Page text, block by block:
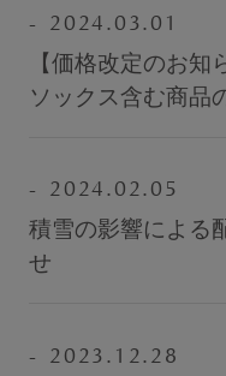
ブラショーツ
その他セット
レッグケア
ブラパッド／
バストケアコ
ランキング
2024.03.01
【価格改定のお知
ソックス含む商品
2024.02.05
積雪の影響による
せ
2023.12.28